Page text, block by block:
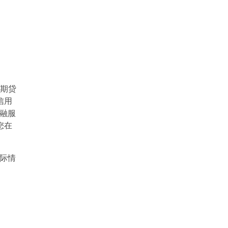
贷
用
服
在
情